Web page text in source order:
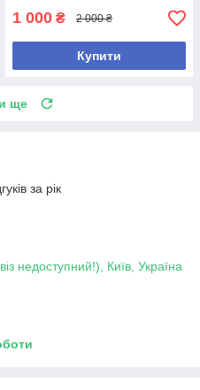
1 000 ₴ 2 000 ₴
Купити
ще
за рік
недоступний!), Київ, Україна